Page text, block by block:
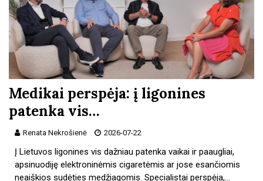
Medikai perspėja: į ligonines
patenka vis…
Renata Nekrošienė 2026-07-22
Į Lietuvos ligonines vis dažniau patenka vaikai ir paaugliai,
apsinuodiję elektroninėmis cigaretėmis ar jose esančiomis
neaiškios sudėties medžiagomis. Specialistai perspėja,…